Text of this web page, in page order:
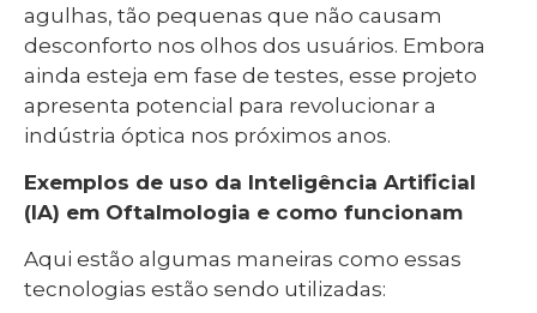
agulhas, tão pequenas que não causam
desconforto nos olhos dos usuários. Embora
ainda esteja em fase de testes, esse projeto
apresenta potencial para revolucionar a
indústria óptica nos próximos anos.
Exemplos de uso da Inteligência Artificial
(IA) em Oftalmologia e como funcionam
Aqui estão algumas maneiras como essas
tecnologias estão sendo utilizadas: